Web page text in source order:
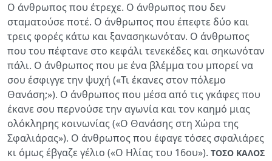
Ο άνθρωπος που έτρεχε. Ο άνθρωπος που δεν
σταματούσε ποτέ. Ο άνθρωπος που έπεφτε δύο και
τρεις φορές κάτω και ξανασηκωνόταν. Ο άνθρωπος
που του πέφτανε στο κεφάλι τενεκέδες και σηκωνόταν
πάλι. Ο άνθρωπος που με ένα βλέμμα του μπορεί να
σου έσφιγγε την ψυχή («Τι έκανες στον πόλεμο
Θανάση;»). Ο άνθρωπος που μέσα από τις γκάφες που
έκανε σου περνούσε την αγωνία και τον καημό μιας
ολόκληρης κοινωνίας («Ο Θανάσης στη Χώρα της
Σφαλιάρας»). Ο άνθρωπος που έφαγε τόσες σφαλιάρες
κι όμως έβγαζε γέλιο («Ο Ηλίας του 16ου»). ΤΟΣΟ ΚΑΛΟΣ